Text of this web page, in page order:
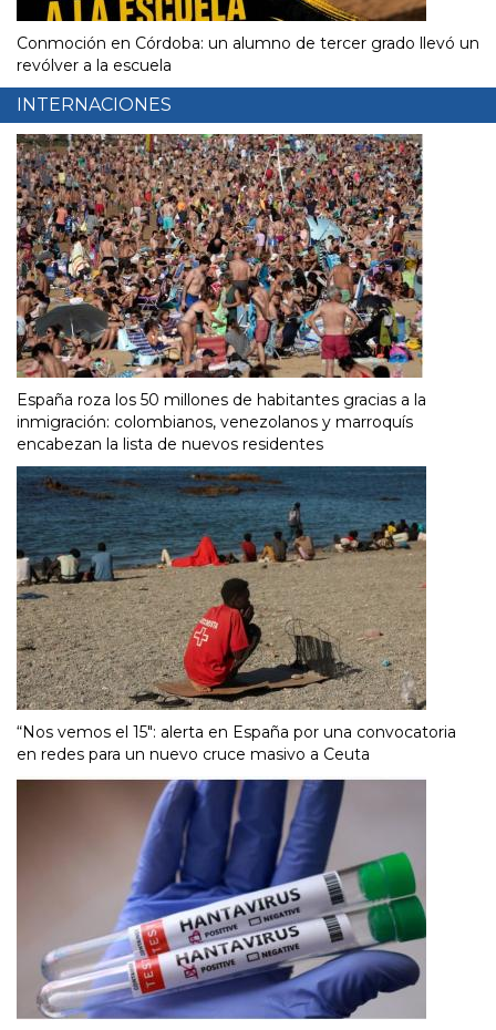
Conmoción en Córdoba: un alumno de tercer grado llevó un
revólver a la escuela
INTERNACIONES
España roza los 50 millones de habitantes gracias a la
inmigración: colombianos, venezolanos y marroquís
encabezan la lista de nuevos residentes
“Nos vemos el 15″: alerta en España por una convocatoria
en redes para un nuevo cruce masivo a Ceuta